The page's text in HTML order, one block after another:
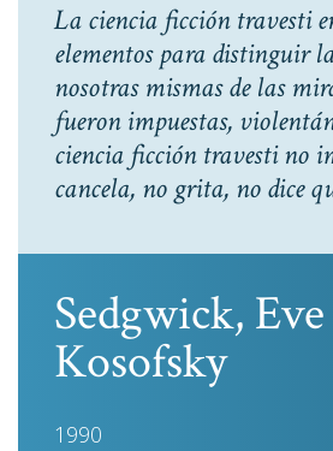
La ciencia ficción travesti
elementos para distinguir
nosotras mismas de las
fueron impuestas,
ciencia ficción travesti no
cancela, no grita, no dice
Sedgwick, Eve
Kosofsky
1990